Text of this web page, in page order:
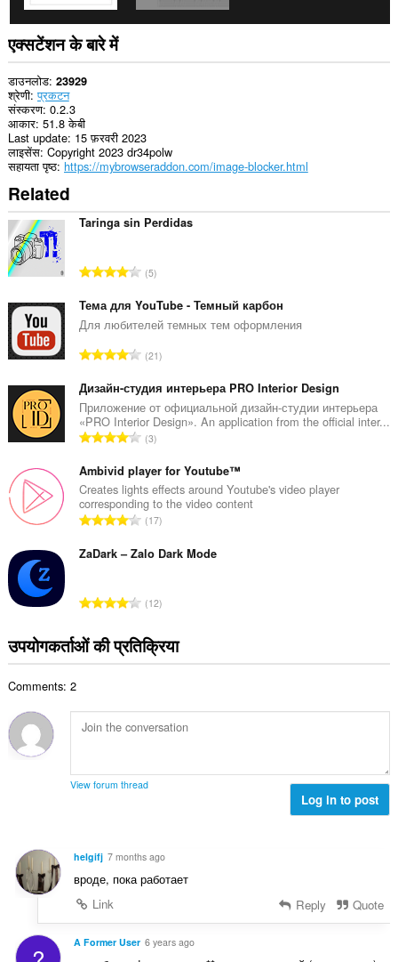
एक्सटेंशन के बारे में
डाउनलोड 23929
श्रेणी प्रकटन
संस्करण 0.2.3
आकार 51.8 केबी
Last update 15 फ़रवरी 2023
लाइसेंस Copyright 2023 dr34polw
सहायता पृष्ठ https://mybrowseraddon.com/image-blocker.html
Related
Taringa sin Perdidas
रे
ग
की
ल
ख्या
:
5
Тема для YouTube - Темный карбон
Для любителей темных тем оформления
रे
ग
की
कु
ल
ख्या
:
21
Дизайн-студия интерьера PRO Interior Design
Приложение от официальной дизайн-студии интерьера
«PRO Interior Design». An application from the official inter...
रे
ग
की
कु
ल
ख्या
3
Ambivid player for Youtube™
Creates lights effects around Youtube's video player
corresponding to the video content
रे
ग
ल
ख्या
:
17
ZaDark – Zalo Dark Mode
रे
ग
की
सं
ख्या
12
उपयोगकर्ताओं की प्रतिक्रिया
Comments: 2
View forum thread
Log in to post
helgifj 7 months ago
вроде, пока работает
Link
Reply Quote
A Former User 6 years ago